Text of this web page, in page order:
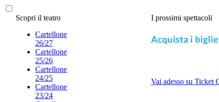
Scopri il teatro
Cartellone
26/27
Cartellone
25/26
Cartellone
24/25
Cartellone
23/24
I prossimi spettacoli
Vai adesso su Ticket